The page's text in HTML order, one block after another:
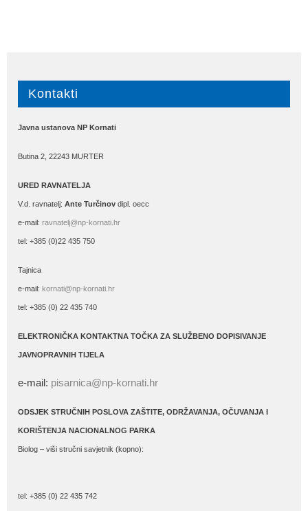
Kontakti
Javna ustanova NP Kornati
Butina 2, 22243 MURTER
URED RAVNATELJA
V.d. ravnatelj: Ante Turčinov dipl. oecc
e-mail: ravnatelj@np-kornati.hr
tel: +385 (0)22 435 750
Tajnica
e-mail: kornati@np-kornati.hr
tel: +385 (0) 22 435 740
ELEKTRONIČKA KONTAKTNA TOČKA ZA SLUŽBENO DOPISIVANJE
JAVNOPRAVNIH TIJELA
e-mail: pisarnica@np-kornati.hr
ODSJEK STRUČNIH POSLOVA ZAŠTITE, ODRŽAVANJA, OČUVANJA I
KORIŠTENJA NACIONALNOG PARKA
Biolog – viši stručni savjetnik (kopno):
tel: +385 (0) 22 435 742